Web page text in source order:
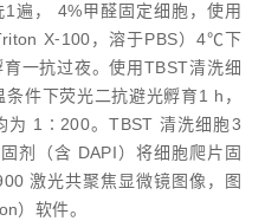
1遍， 4%甲醛固定细胞，使用
X⁃100，溶于PBS）4℃下
一抗过夜。使用TBST清洗细
件下荧光二抗避光孵育1 h，
为 1∶200。TBST 清洗细胞3
剂（含 DAPI）将细胞爬片固
激光共聚焦显微镜图像，图
）软件。